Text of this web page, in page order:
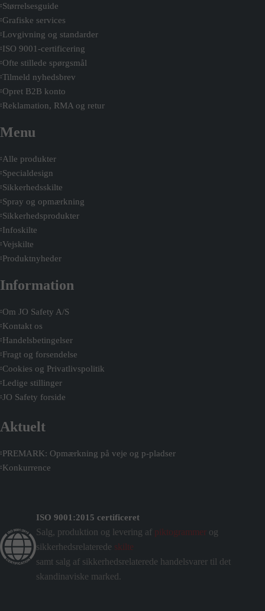
Størrelsesguide
Grafiske services
Lovgivning og standarder
ISO 9001-certificering
Ofte stillede spørgsmål
Tilmeld nyhedsbrev
Opret B2B konto
Reklamation, RMA og retur
Menu
Alle produkter
Specialdesign
Sikkerhedsskilte
Spray og opmærkning
Sikkerhedsprodukter
Infoskilte
Vejskilte
Produktnyheder
Information
Om JO Safety A/S
Kontakt os
Handelsbetingelser
Fragt og forsendelse
Cookies og Privatlivspolitik
Ledige stillinger
JO Safety forside
Aktuelt
PREMARK: Opmærkning på veje og p-pladser
Konkurrence
ISO 9001:2015 certificeret
Salg, produktion og levering af piktogrammer og
sikkerhedsrelaterede skilte
samt salg af sikkerhedsrelaterede handelsvarer til det
skandinaviske marked.